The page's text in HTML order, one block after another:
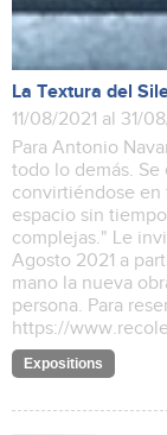
La Textura del
11/08/2021 al 31/
Para Antonio
todo lo demás. Se
convirtiéndose en
espacio sin
complejas." Le
Agosto 2021 a
mano la nueva
persona. Para
https://
Expositions